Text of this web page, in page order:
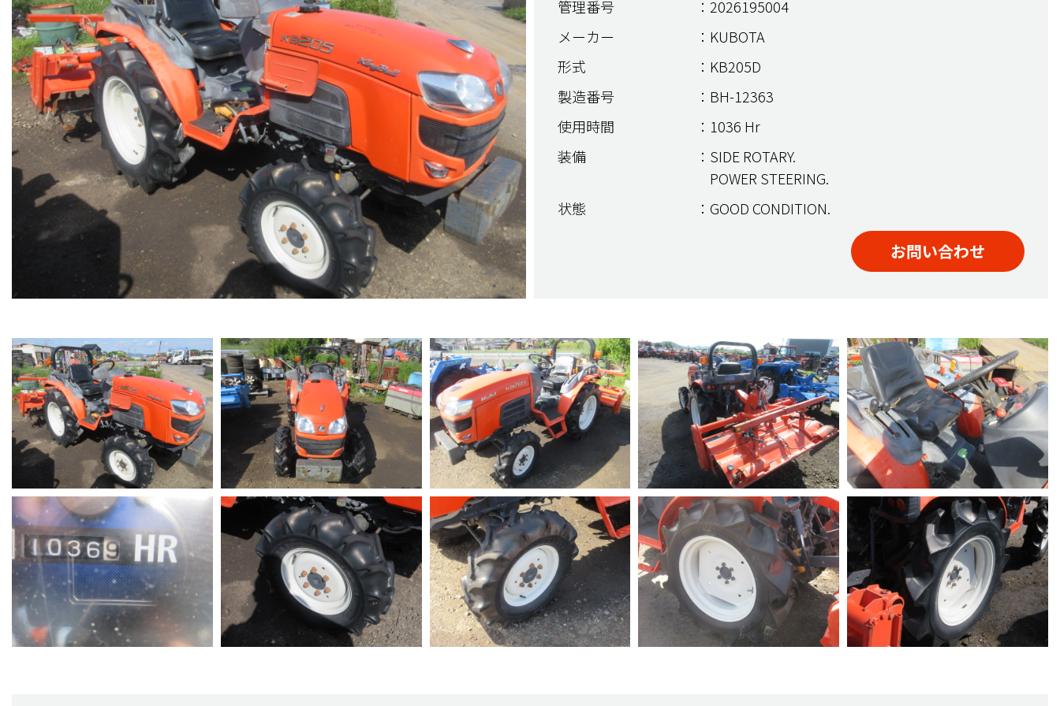
管理番号
：2026195004
メーカー
：KUBOTA
形式
：KB205D
製造番号
：BH-12363
使用時間
：1036 Hr
装備
：SIDE ROTARY.
POWER STEERING.
状態
：GOOD CONDITION.
お問い合わせ